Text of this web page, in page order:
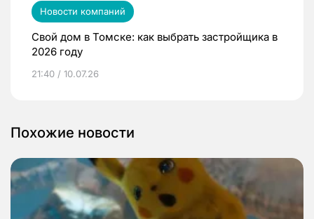
Новости компаний
Свой дом в Томске: как выбрать застройщика в
2026 году
21:40 / 10.07.26
Похожие новости